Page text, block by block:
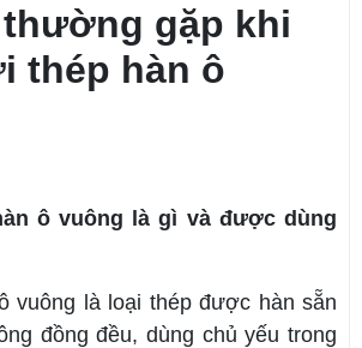
gặp khi
thép hàn ô
ô vuông là gì và được dùng
vuông là loại thép được hàn sẵn
đồng đều, dùng chủ yếu trong